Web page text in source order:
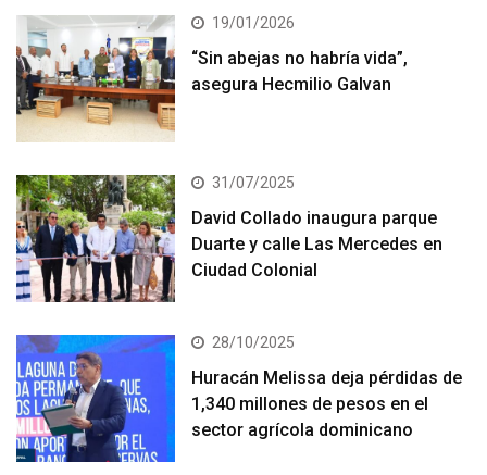
19/01/2026
“Sin abejas no habría vida”,
asegura Hecmilio Galvan
31/07/2025
David Collado inaugura parque
Duarte y calle Las Mercedes en
Ciudad Colonial
28/10/2025
Huracán Melissa deja pérdidas de
1,340 millones de pesos en el
sector agrícola dominicano